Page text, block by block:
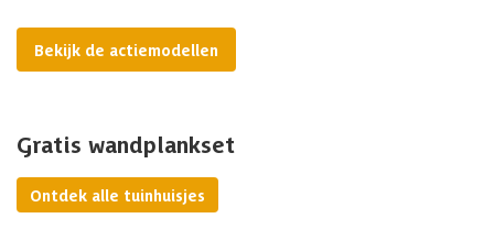
Bekijk de actiemodellen
Gratis wandplankset
Ontdek alle tuinhuisjes